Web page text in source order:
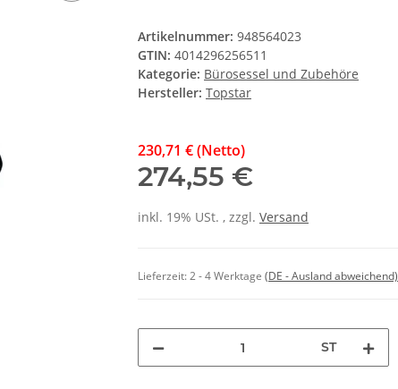
Artikelnummer: 948564023
GTIN: 4014296256511
Kategorie: Bürosessel und Zubehöre
Hersteller: Topstar
230,71 € (Netto)
274,55 €
inkl. 19% USt. , zzgl. Versand
Lieferzeit:2 - 4 Werktage (DE - Ausland abweichend)
ST